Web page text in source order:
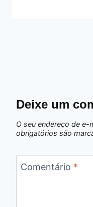
Deixe um
O seu endereço de e-
obrigatórios são
Comentário *